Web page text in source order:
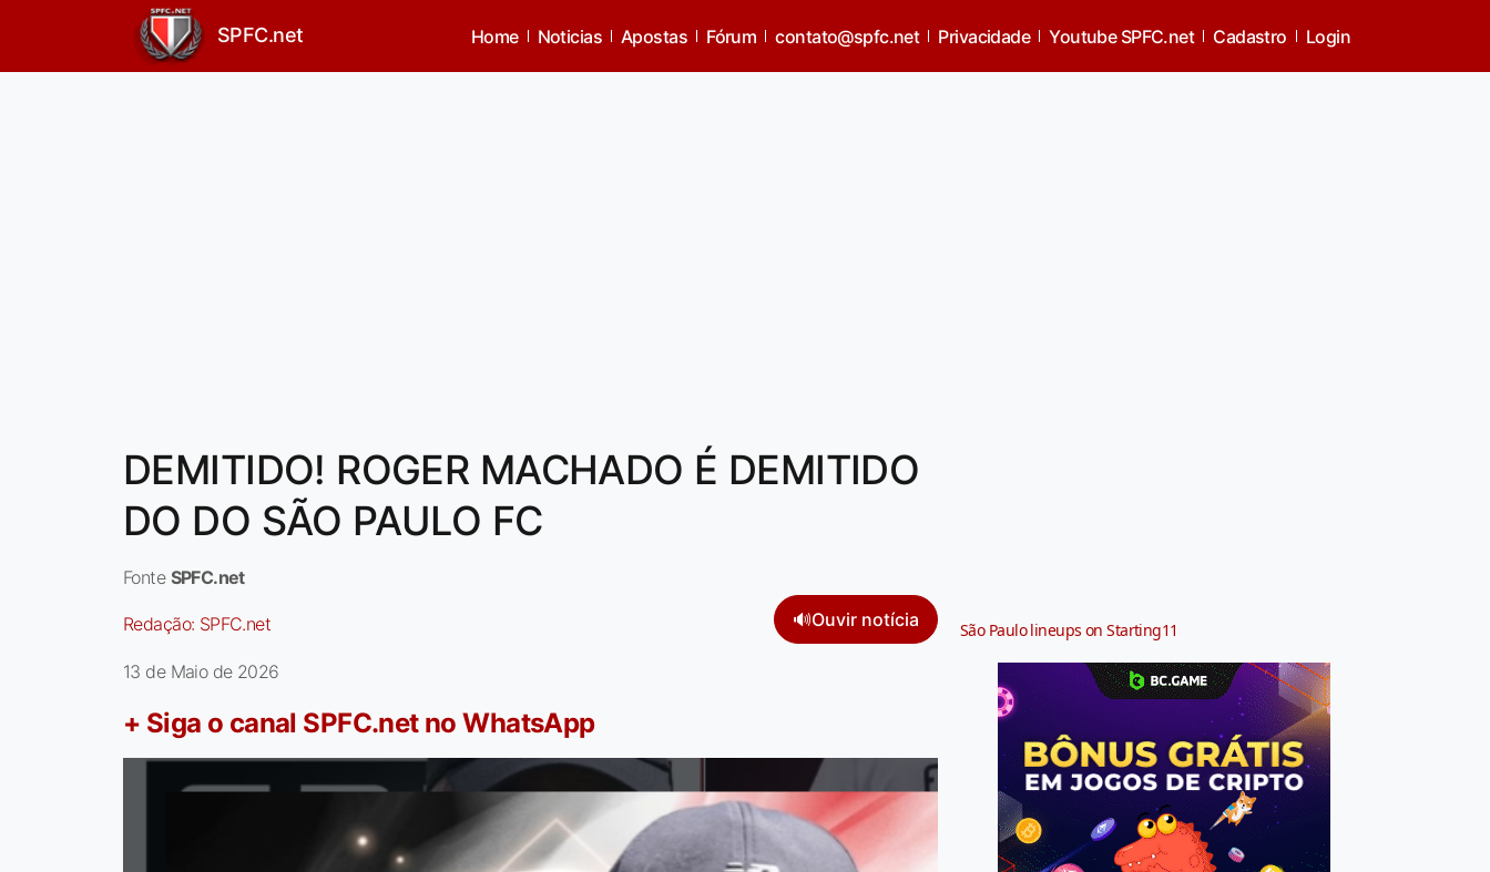
SPFC.net Home Noticias Apostas Fórum contato@spfc.net Privacidade Youtube SPFC.net Cadastro Login
DEMITIDO! ROGER MACHADO É DEMITIDO
DO DO SÃO PAULO FC
Fonte SPFC.net
Redação: SPFC.net 🔊Ouvir notícia
13 de Maio de 2026
+ Siga o canal SPFC.net no WhatsApp
São Paulo lineups on Starting11